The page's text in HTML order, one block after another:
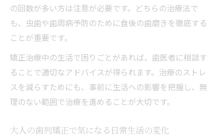
の回数が多い方は注意が必要です。どちらの治療法で
も、虫歯や歯周病予防のために食後の歯磨きを徹底する
ことが重要です。
矯正治療中の生活で困りごとがあれば、歯医者に相談す
ることで適切なアドバイスが得られます。治療のストレ
スを減らすためにも、事前に生活への影響を把握し、無
理のない範囲で治療を進めることが大切です。
大人の歯列矯正で気になる日常生活の変化